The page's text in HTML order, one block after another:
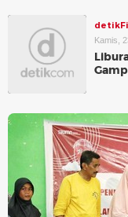
Kamis,